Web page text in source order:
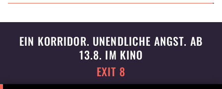
EIN KORRIDOR. UNENDLICHE ANGST. AB
13.8. IM KINO
EXIT 8